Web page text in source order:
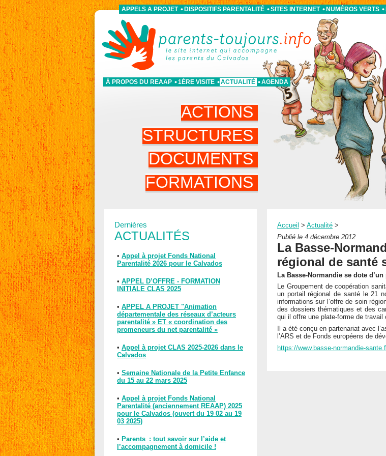
À PROPOS DU REAAP 1ÈRE VISITE ACTUALITÉ AGENDA
APPELS A PROJET DISPOSITIFS PARENTALITÉ SITES INTERNET NUMÉROS VERTS
ACTIONS
STRUCTURES
DOCUMENTS
FORMATIONS
Dernières
ACTUALITÉS
• Appel à projet Fonds National
Parentalité 2026 pour le Calvados
• APPEL D’OFFRE - FORMATION
INITIALE CLAS 2025
• APPEL A PROJET "Animation
départementale des réseaux d’acteurs
parentalité » ET « coordination des
promeneurs du net parentalité »
• Appel à projet CLAS 2025-2026 dans le
Calvados
• Semaine Nationale de la Petite Enfance
du 15 au 22 mars 2025
• Appel à projet Fonds National
Parentalité (anciennement REAAP) 2025
pour le Calvados (ouvert du 19 02 au 19
03 2025)
• Parents : tout savoir sur l’aide et
l’accompagnement à domicile !
Accueil > Actualité >
Publié le 4 décembre 2012
La Basse-
régional de santé
La Basse-Normandie se dote
Le Groupement de coopération
un portail régional de santé le 21
informations sur l’offre de soin
des dossiers thématiques et des
qui il offre une plate-forme de travail
Il a été conçu en partenariat avec
l’ARS et de Fonds européens de
https://www.basse-normandie-